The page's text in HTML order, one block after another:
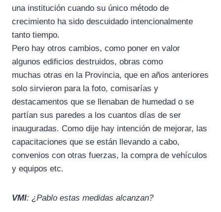
una institución cuando su único método de
crecimiento ha sido descuidado intencionalmente
tanto tiempo.
Pero hay otros cambios, como poner en valor
algunos edificios destruidos, obras como
muchas otras en la Provincia, que en años anteriores
solo sirvieron para la foto, comisarías y
destacamentos que se llenaban de humedad o se
partían sus paredes a los cuantos días de ser
inauguradas. Como dije hay intención de mejorar, las
capacitaciones que se están llevando a cabo,
convenios con otras fuerzas, la compra de vehículos
y equipos etc.
VMI: ¿Pablo estas medidas alcanzan?